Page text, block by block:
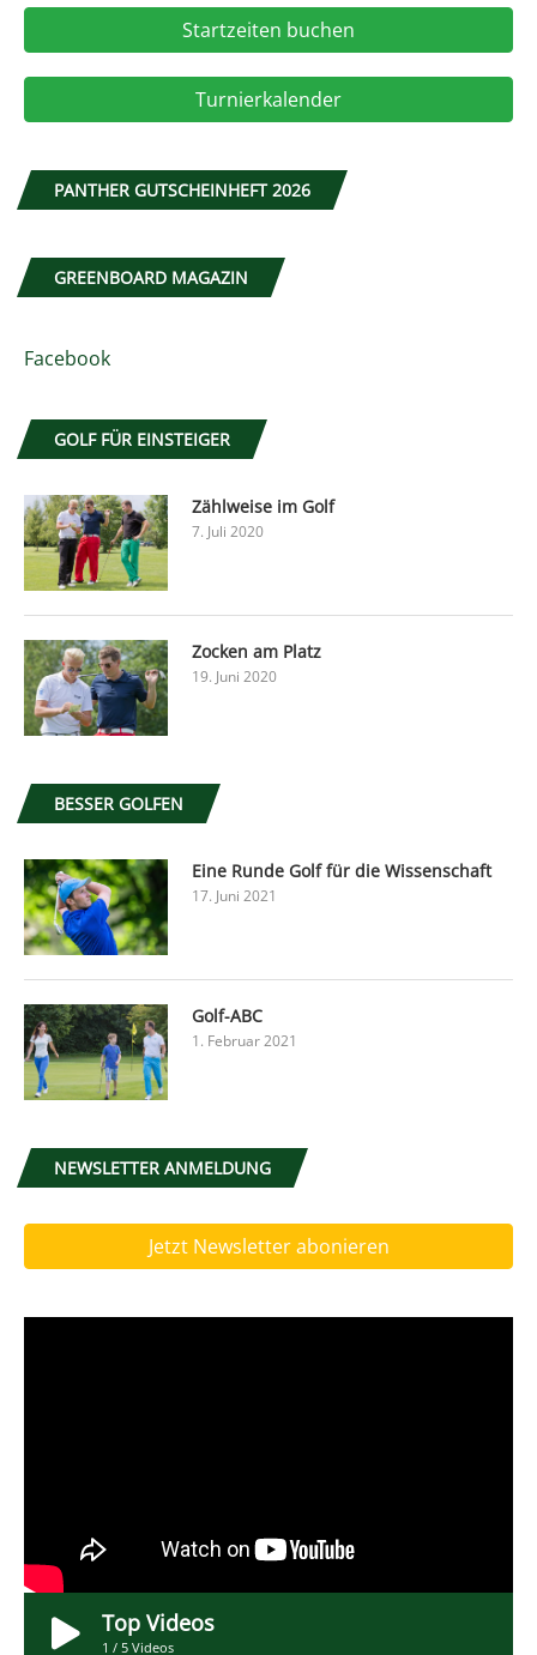
Startzeiten buchen
Turnierkalender
PANTHER GUTSCHEINHEFT 2026
GREENBOARD MAGAZIN
Facebook
GOLF FÜR EINSTEIGER
Zählweise im Golf
7. Juli 2020
Zocken am Platz
19. Juni 2020
BESSER GOLFEN
Eine Runde Golf für die Wissenschaft
17. Juni 2021
Golf-ABC
1. Februar 2021
NEWSLETTER ANMELDUNG
Jetzt Newsletter abonieren
Top Videos
1 / 5 Videos